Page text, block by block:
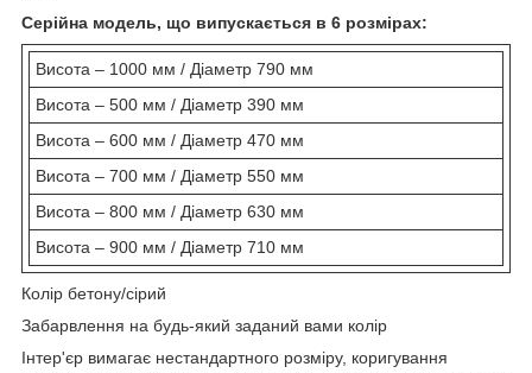
Серійна модель, що випускається в 6 розмірах:
Висота – 1000 мм / Діаметр 790 мм
Висота – 500 мм / Діаметр 390 мм
Висота – 600 мм / Діаметр 470 мм
Висота – 700 мм / Діаметр 550 мм
Висота – 800 мм / Діаметр 630 мм
Висота – 900 мм / Діаметр 710 мм
Колір бетону/сірий
Забарвлення на будь-який заданий вами колір
Інтер'єр вимагає нестандартного розміру, коригування